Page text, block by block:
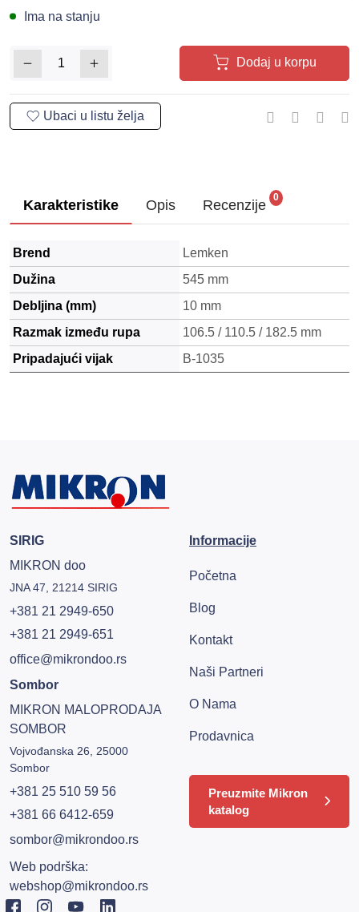
Ima na stanju
Dodaj u korpu
Karakteristike Opis Recenzije 0
Brend
Lemken
Dužina
545 mm
Debljina (mm)
10 mm
Razmak između rupa
106.5 / 110.5 / 182.5 mm
Pripadajući vijak
B-1035
SIRIG
MIKRON doo
JNA 47, 21214 SIRIG
+381 21 2949-650
+381 21 2949-651
office@mikrondoo.rs
Sombor
MIKRON MALOPRODAJA
SOMBOR
Vojvođanska 26, 25000
Sombor
+381 25 510 59 56
+381 66 6412-659
sombor@mikrondoo.rs
Web podrška:
webshop@mikrondoo.rs
Informacije
Početna
Blog
Kontakt
Naši Partneri
O Nama
Prodavnica
Preuzmite Mikron
katalog